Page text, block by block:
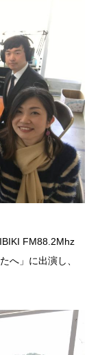
FM88.2Mhz
へ」に出演し、